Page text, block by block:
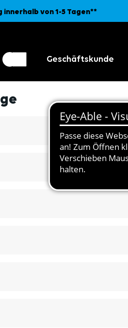
innerhalb von 1-5 Tagen**
Geschäftskunde